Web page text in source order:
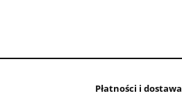
Płatności i dostawa